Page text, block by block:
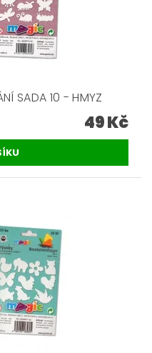
SADA 10 - HMYZ
49 Kč